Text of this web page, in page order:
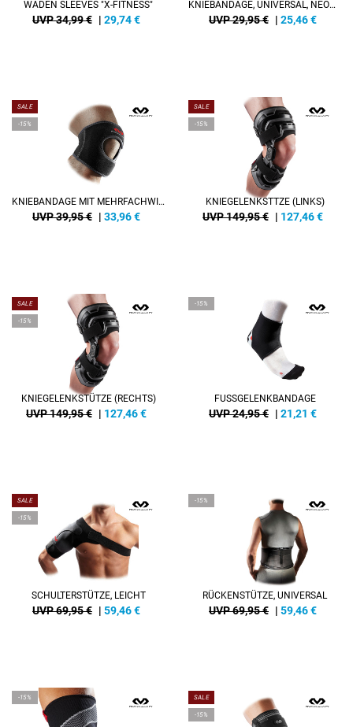
WADEN SLEEVES "X-FITNESS"
UVP 34,99 € | 29,74€
KNIEBANDAGE, UNIVERSAL, NEOPREN
UVP 29,95 € | 25,46€
SALE
-15%
KNIEBANDAGE MIT MEHRFACHWIRKUNG
UVP 39,95 € | 33,96€
SALE
-15%
KNIEGELENKSTTZE (LINKS)
UVP 149,95 € | 127,46€
SALE
-15%
KNIEGELENKSTÜTZE (RECHTS)
UVP 149,95 € | 127,46€
-15%
FUSSGELENKBANDAGE
UVP 24,95 € | 21,21 €
SALE
-15%
SCHULTERSTÜTZE, LEICHT
UVP 69,95 € | 59,46€
-15%
RÜCKENSTÜTZE, UNIVERSAL
UVP 69,95 € | 59,46€
-15% SALE
-15%